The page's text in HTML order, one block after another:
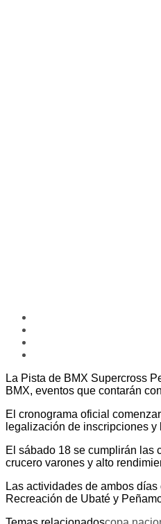
La Pista de BMX Supercross
BMX, eventos que contarán
El cronograma oficial
legalización de inscripciones
El sábado 18 se cumplirán las
crucero varones y alto
Las actividades de ambos
Recreación de Ubaté y